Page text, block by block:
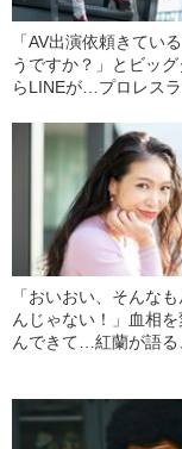
「AV出演依頼きてい
うですか？」とビッ
らLINEが…プロレスラ
現在
「おいおい、そんな
んじゃない！」血相
んできて…紅蘭が語る